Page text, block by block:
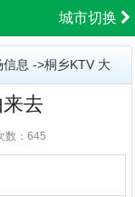
城市切换
息 ->桐乡KTV 大
去
数：645